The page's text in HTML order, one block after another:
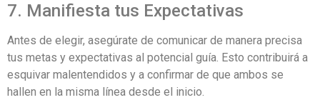
7. Manifiesta tus Expectativas
Antes de elegir, asegúrate de comunicar de manera precisa
tus metas y expectativas al potencial guía. Esto contribuirá a
esquivar malentendidos y a confirmar de que ambos se
hallen en la misma línea desde el inicio.